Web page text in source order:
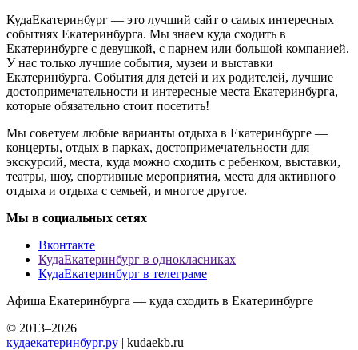
КудаЕкатеринбург — это лучший сайт о самых интересных
событиях Екатеринбурга. Мы знаем куда сходить в
Екатеринбурге с девушкой, с парнем или большой компанией.
У нас только лучшие события, музеи и выставки
Екатеринбурга. События для детей и их родителей, лучшие
достопримечательности и интересные места Екатеринбурга,
которые обязательно стоит посетить!
Мы советуем любые варианты отдыха в Екатеринбурге —
концерты, отдых в парках, достопримечательности для
экскурсий, места, куда можно сходить с ребенком, выставки,
театры, шоу, спортивные мероприятия, места для активного
отдыха и отдыха с семьей, и многое другое.
Мы в социальных сетях
Вконтакте
КудаЕкатеринбург в однокласниках
КудаЕкатеринбург в телеграме
Афиша Екатеринбурга — куда сходить в Екатеринбурге
© 2013–2026
кудаекатеринбург.ру | kudaekb.ru